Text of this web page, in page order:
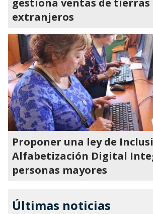
gestiona ventas de tierras
extranjeros
Proponer una ley de
Alfabetización Digital
personas mayores
Últimas noticias